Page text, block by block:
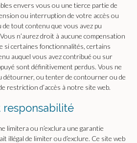
envers vous ou une tierce partie de
ou interruption de votre accès ou
tout contenu que vous avez pu
n’aurez droit à aucune compensation
si certaines fonctionnalités, certains
auquel vous avez contribué ou sur
sont définitivement perdus. Vous ne
détourner, ou tenter de contourner ou de
restriction d’accès à notre site web.
responsabilité
limitera ou n’exclura une garantie
illégal de limiter ou d’exclure. Ce site web